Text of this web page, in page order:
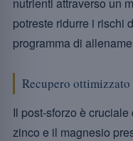
potreste ridurre i rischi
programma di
Recupero
Il post-sforzo è
zinco e il magnesio